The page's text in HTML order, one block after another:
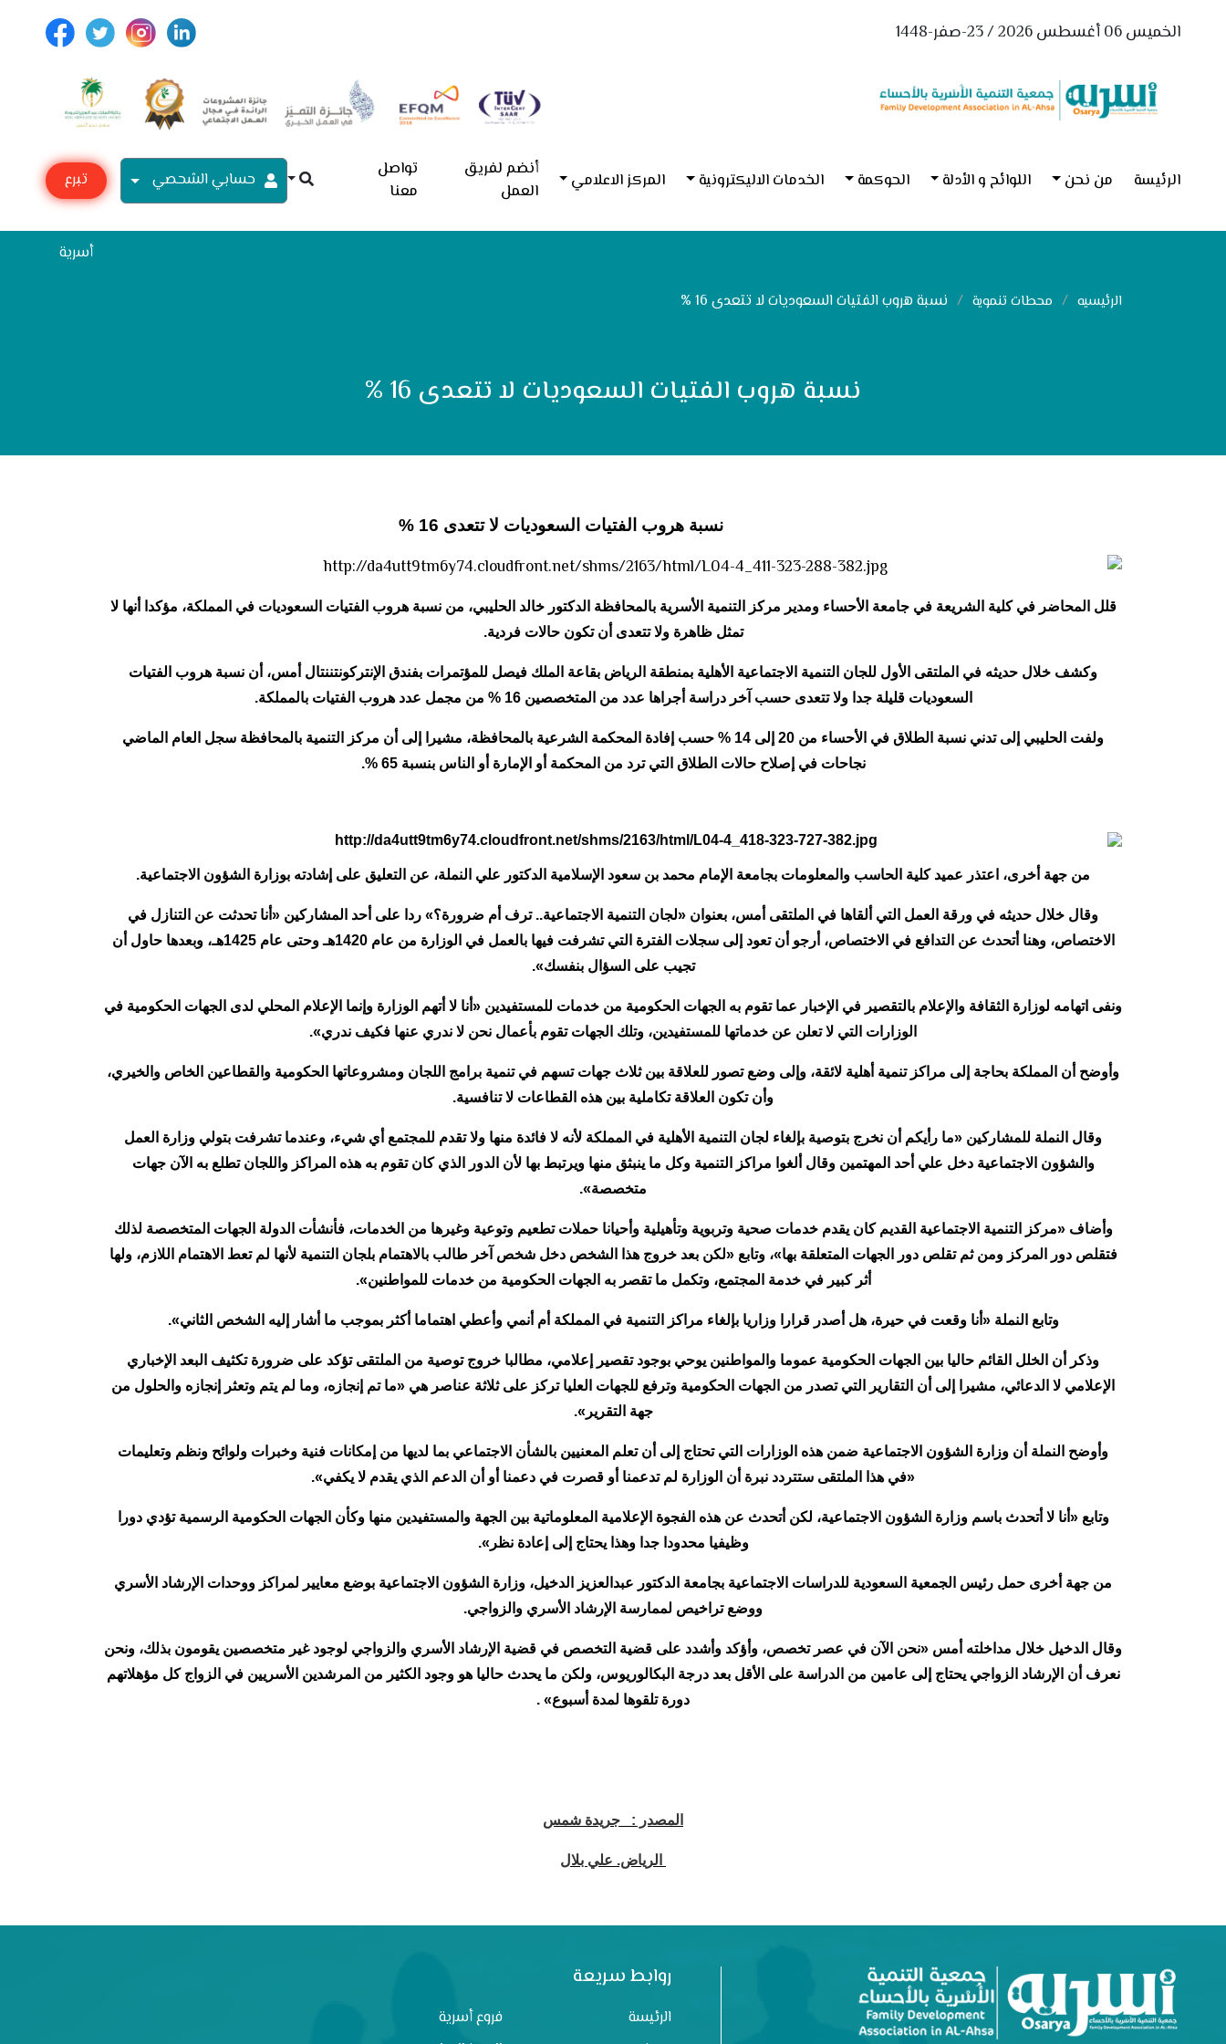
الخميس 06 أغسطس 2026 / 23-صفر-1448
الرئيسة من نحن اللوائح و الأدلة الحوكمة الخدمات الاليكترونية المركز الاعلامي
أنضم لفريق
العمل
تواصل
معنا
حسابي الشحصي
تبرع
أسرية
الرئيسيه محطات تنموية نسبة هروب الفتيات السعوديات لا تتعدى 16 %
نسبة هروب الفتيات السعوديات لا تتعدى 16 %
نسبة هروب الفتيات السعوديات لا تتعدى 16 %
قلل المحاضر في كلية الشريعة في جامعة الأحساء ومدير مركز التنمية الأسرية بالمحافظة الدكتور خالد الحليبي، من نسبة هروب الفتيات السعوديات في المملكة، مؤكدا أنها لا
تمثل ظاهرة ولا تتعدى أن تكون حالات فردية.
وكشف خلال حديثه في الملتقى الأول للجان التنمية الاجتماعية الأهلية بمنطقة الرياض بقاعة الملك فيصل للمؤتمرات بفندق الإنتركونتننتال أمس، أن نسبة هروب الفتيات
السعوديات قليلة جدا ولا تتعدى حسب آخر دراسة أجراها عدد من المتخصصين 16 % من مجمل عدد هروب الفتيات بالمملكة.
ولفت الحليبي إلى تدني نسبة الطلاق في الأحساء من 20 إلى 14 % حسب إفادة المحكمة الشرعية بالمحافظة، مشيرا إلى أن مركز التنمية بالمحافظة سجل العام الماضي
نجاحات في إصلاح حالات الطلاق التي ترد من المحكمة أو الإمارة أو الناس بنسبة 65 %.
من جهة أخرى، اعتذر عميد كلية الحاسب والمعلومات بجامعة الإمام محمد بن سعود الإسلامية الدكتور علي النملة، عن التعليق على إشادته بوزارة الشؤون الاجتماعية.
وقال خلال حديثه في ورقة العمل التي ألقاها في الملتقى أمس، بعنوان «لجان التنمية الاجتماعية.. ترف أم ضرورة؟» ردا على أحد المشاركين «أنا تحدثت عن التنازل في
الاختصاص، وهنا أتحدث عن التدافع في الاختصاص، أرجو أن تعود إلى سجلات الفترة التي تشرفت فيها بالعمل في الوزارة من عام 1420هـ وحتى عام 1425هـ، وبعدها حاول أن
تجيب على السؤال بنفسك».
ونفى اتهامه لوزارة الثقافة والإعلام بالتقصير في الإخبار عما تقوم به الجهات الحكومية من خدمات للمستفيدين «أنا لا أتهم الوزارة وإنما الإعلام المحلي لدى الجهات الحكومية في
الوزارات التي لا تعلن عن خدماتها للمستفيدين، وتلك الجهات تقوم بأعمال نحن لا ندري عنها فكيف ندري».
وأوضح أن المملكة بحاجة إلى مراكز تنمية أهلية لائقة، وإلى وضع تصور للعلاقة بين ثلاث جهات تسهم في تنمية برامج اللجان ومشروعاتها الحكومية والقطاعين الخاص والخيري،
وأن تكون العلاقة تكاملية بين هذه القطاعات لا تنافسية.
وقال النملة للمشاركين «ما رأيكم أن نخرج بتوصية بإلغاء لجان التنمية الأهلية في المملكة لأنه لا فائدة منها ولا تقدم للمجتمع أي شيء، وعندما تشرفت بتولي وزارة العمل
والشؤون الاجتماعية دخل علي أحد المهتمين وقال ألغوا مراكز التنمية وكل ما ينبثق منها ويرتبط بها لأن الدور الذي كان تقوم به هذه المراكز واللجان تطلع به الآن جهات
متخصصة».
وأضاف «مركز التنمية الاجتماعية القديم كان يقدم خدمات صحية وتربوية وتأهيلية وأحيانا حملات تطعيم وتوعية وغيرها من الخدمات، فأنشأت الدولة الجهات المتخصصة لذلك
فتقلص دور المركز ومن ثم تقلص دور الجهات المتعلقة بها»، وتابع «لكن بعد خروج هذا الشخص دخل شخص آخر طالب بالاهتمام بلجان التنمية لأنها لم تعط الاهتمام اللازم، ولها
أثر كبير في خدمة المجتمع، وتكمل ما تقصر به الجهات الحكومية من خدمات للمواطنين».
وتابع النملة «أنا وقعت في حيرة، هل أصدر قرارا وزاريا بإلغاء مراكز التنمية في المملكة أم أنمي وأعطي اهتماما أكثر بموجب ما أشار إليه الشخص الثاني».
وذكر أن الخلل القائم حاليا بين الجهات الحكومية عموما والمواطنين يوحي بوجود تقصير إعلامي، مطالبا خروج توصية من الملتقى تؤكد على ضرورة تكثيف البعد الإخباري
الإعلامي لا الدعائي، مشيرا إلى أن التقارير التي تصدر من الجهات الحكومية وترفع للجهات العليا تركز على ثلاثة عناصر هي «ما تم إنجازه، وما لم يتم وتعثر إنجازه والحلول من
جهة التقرير».
وأوضح النملة أن وزارة الشؤون الاجتماعية ضمن هذه الوزارات التي تحتاج إلى أن تعلم المعنيين بالشأن الاجتماعي بما لديها من إمكانات فنية وخبرات ولوائح ونظم وتعليمات
«في هذا الملتقى ستتردد نبرة أن الوزارة لم تدعمنا أو قصرت في دعمنا أو أن الدعم الذي يقدم لا يكفي».
وتابع «أنا لا أتحدث باسم وزارة الشؤون الاجتماعية، لكن أتحدث عن هذه الفجوة الإعلامية المعلوماتية بين الجهة والمستفيدين منها وكأن الجهات الحكومية الرسمية تؤدي دورا
وظيفيا محدودا جدا وهذا يحتاج إلى إعادة نظر».
من جهة أخرى حمل رئيس الجمعية السعودية للدراسات الاجتماعية بجامعة الدكتور عبدالعزيز الدخيل، وزارة الشؤون الاجتماعية بوضع معايير لمراكز ووحدات الإرشاد الأسري
ووضع تراخيص لممارسة الإرشاد الأسري والزواجي.
وقال الدخيل خلال مداخلته أمس «نحن الآن في عصر تخصص، وأؤكد وأشدد على قضية التخصص في قضية الإرشاد الأسري والزواجي لوجود غير متخصصين يقومون بذلك، ونحن
نعرف أن الإرشاد الزواجي يحتاج إلى عامين من الدراسة على الأقل بعد درجة البكالوريوس، ولكن ما يحدث حاليا هو وجود الكثير من المرشدين الأسريين في الزواج كل مؤهلاتهم
دورة تلقوها لمدة أسبوع» .
المصدر : جريدة شمس
الرياض. علي بلال
روابط سريعة
الرئيسة
فروع أسرية